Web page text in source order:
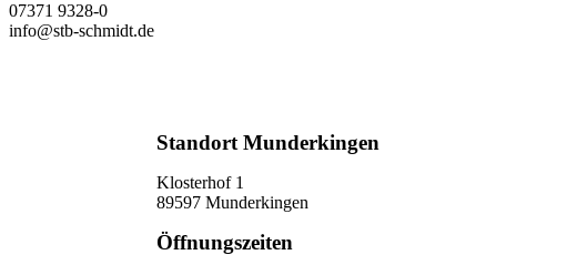
07371 9328-0
info@stb-schmidt.de
Standort Munderkingen
Klosterhof 1
89597 Munderkingen
Öffnungszeiten